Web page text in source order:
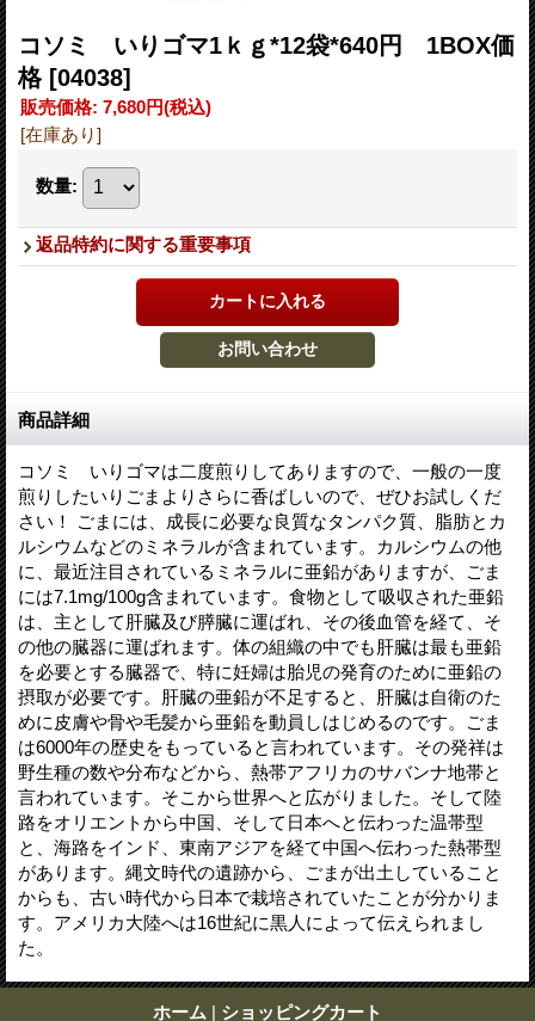
コソミ いりゴマ1ｋｇ*12袋*640円 1BOX価
格 [04038]
販売価格: 7,680円(税込)
[在庫あり]
数量:
返品特約に関する重要事項
商品詳細
コソミ いりゴマは二度煎りしてありますので、一般の一度
煎りしたいりごまよりさらに香ばしいので、ぜひお試しくだ
さい！ ごまには、成長に必要な良質なタンパク質、脂肪とカ
ルシウムなどのミネラルが含まれています。カルシウムの他
に、最近注目されているミネラルに亜鉛がありますが、ごま
には7.1mg/100g含まれています。食物として吸収された亜鉛
は、主として肝臓及び膵臓に運ばれ、その後血管を経て、そ
の他の臓器に運ばれます。体の組織の中でも肝臓は最も亜鉛
を必要とする臓器で、特に妊婦は胎児の発育のために亜鉛の
摂取が必要です。肝臓の亜鉛が不足すると、肝臓は自衛のた
めに皮膚や骨や毛髪から亜鉛を動員しはじめるのです。ごま
は6000年の歴史をもっていると言われています。その発祥は
野生種の数や分布などから、熱帯アフリカのサバンナ地帯と
言われています。そこから世界へと広がりました。そして陸
路をオリエントから中国、そして日本へと伝わった温帯型
と、海路をインド、東南アジアを経て中国へ伝わった熱帯型
があります。縄文時代の遺跡から、ごまが出土していること
からも、古い時代から日本で栽培されていたことが分かりま
す。アメリカ大陸へは16世紀に黒人によって伝えられまし
た。
ホーム | ショッピングカート